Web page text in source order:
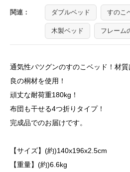
関連： ダブルベッド すのこ
木製ベッド フレーム
通気性バツグンのすのこベッド！材
良の桐材を使用！
頑丈な耐荷重180kg！
布団も干せる4つ折りタイプ！
完成品でのお届けです。
【サイズ】(約)140x196x2.5cm
【重量】(約)6.6kg